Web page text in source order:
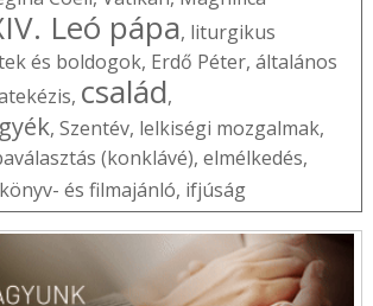
Leó pápa, liturgikus
és boldogok, Erdő Péter, általános
, család,
, Szentév, lelkiségi mozgalmak,
(konklávé), elmélkedés,
könyv- és filmajánló, ifjúság